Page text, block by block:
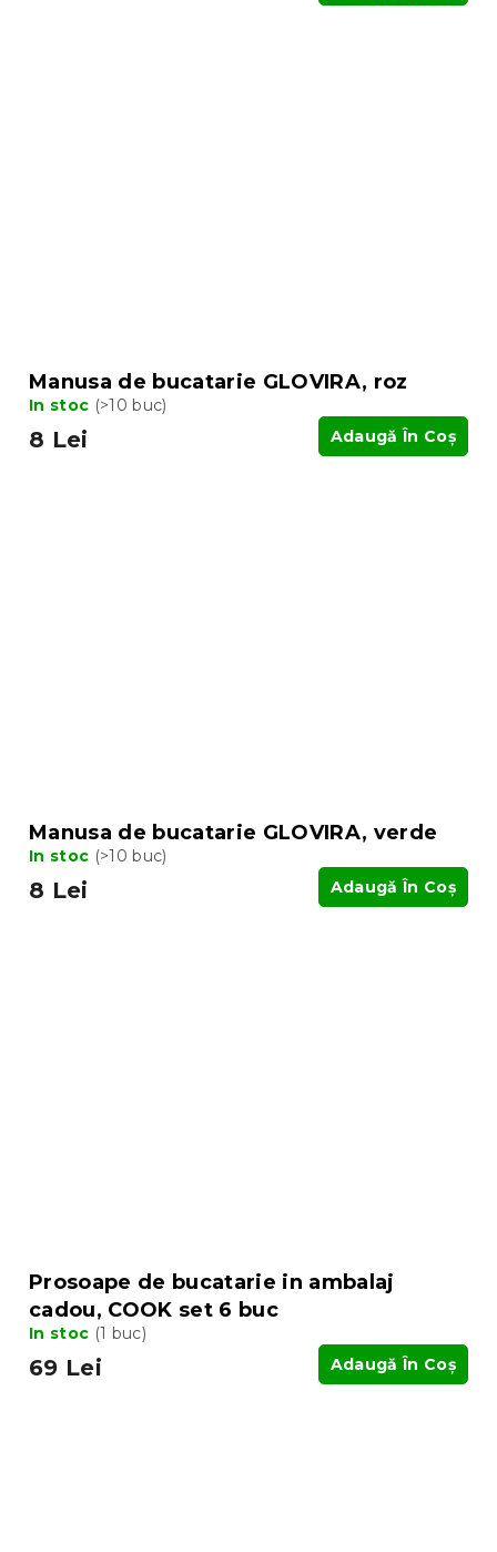
Manusa de bucatarie GLOVIRA, roz
In stoc (>10 buc)
8 Lei Adaugă În Coş
Manusa de bucatarie GLOVIRA, verde
In stoc (>10 buc)
8 Lei Adaugă În Coş
Prosoape de bucatarie in ambalaj
cadou, COOK set 6 buc
In stoc (1 buc)
69 Lei Adaugă În Coş